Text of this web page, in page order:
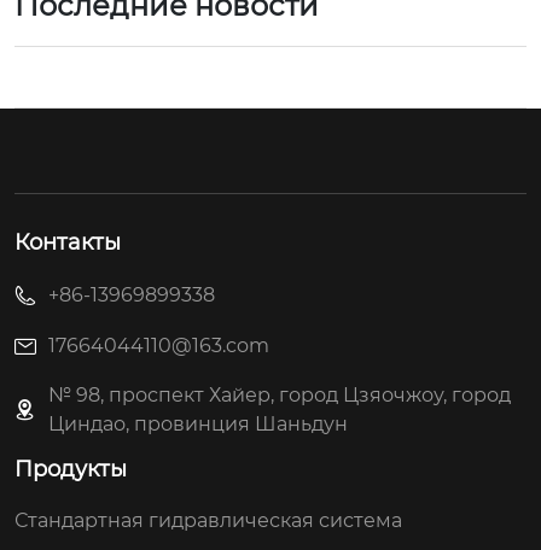
Контакты
+86-13969899338
17664044110@163.com
№ 98, проспект Хайер, город Цзяочжоу, город
Циндао, провинция Шаньдун
Продукты
Стандартная гидравлическая система